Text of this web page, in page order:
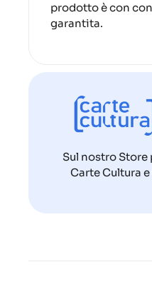
prodotto è con
garantita.
Sul nostro
Carte Cultura